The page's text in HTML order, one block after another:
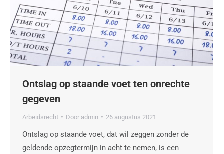
Ontslag op staande voet ten onrechte
gegeven
Arbeidsrecht Door admin 26 augustus 2021
Ontslag op staande voet, dat wil zeggen zonder de
geldende opzegtermijn in acht te nemen, is een